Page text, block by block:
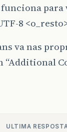
para
8
va nas
“Additional
ULTIMA